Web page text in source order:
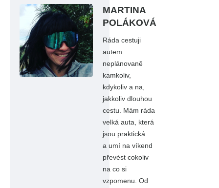
MARTINA
POLÁKOVÁ
Ráda cestuji
autem
neplánovaně
kamkoliv,
kdykoliv a na,
jakkoliv dlouhou
cestu. Mám ráda
velká auta, která
jsou praktická
a umí na víkend
převést cokoliv
na co si
vzpomenu. Od